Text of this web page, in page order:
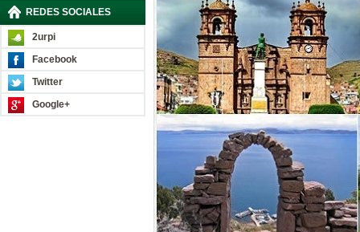
REDES SOCIALES
2urpi
Facebook
Twitter
Google+